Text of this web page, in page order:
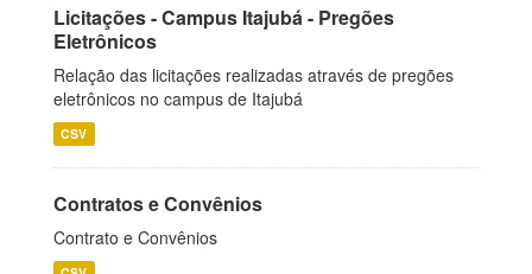
Licitações - Campus Itajubá - Pregões
Eletrônicos
Relação das licitações realizadas através de pregões
eletrônicos no campus de Itajubá
CSV
Contratos e Convênios
Contrato e Convênios